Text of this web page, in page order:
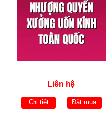
Liên hệ
Chi tiết Đặt mua